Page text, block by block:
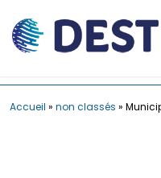
Accueil » non classés »